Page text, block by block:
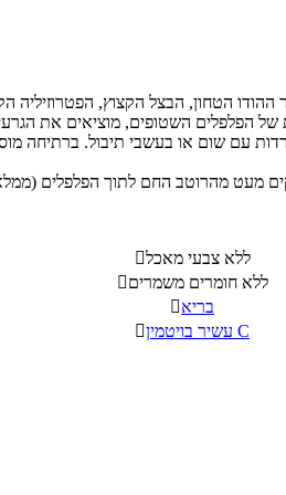
ללא צבעי מאכל
ללא חומרים משמרים
בריא

עשיר בויטמין C